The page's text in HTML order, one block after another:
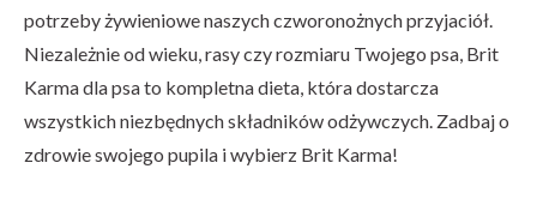
potrzeby żywieniowe naszych czworonożnych przyjaciół.
Niezależnie od wieku, rasy czy rozmiaru Twojego psa, Brit
Karma dla psa to kompletna dieta, która dostarcza
wszystkich niezbędnych składników odżywczych. Zadbaj o
zdrowie swojego pupila i wybierz Brit Karma!